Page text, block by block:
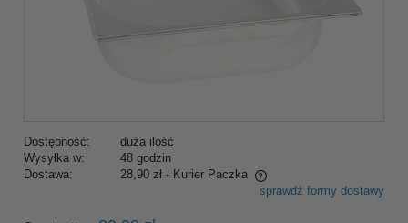
Dostępność:
duża ilość
Wysyłka w:
48 godzin
Dostawa:
28,90 zł - Kurier Paczka
Cena nie zawiera ewentualnych kosztów płatnościsprawdź formy dostawy